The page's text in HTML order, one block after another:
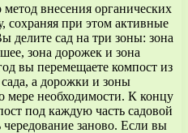
внесения органических
сохраняя при этом активные
делите сад на три зоны: зона
зона дорожек и зона
вы перемещаете компост из
а дорожки и зоны
мере необходимости. К концу
под каждую часть садовой
чередование заново. Если вы